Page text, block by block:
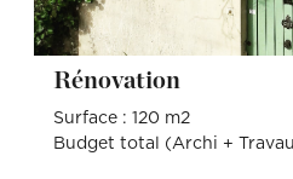
Rénovation
Surface : 120 m2
Budget total (Archi +